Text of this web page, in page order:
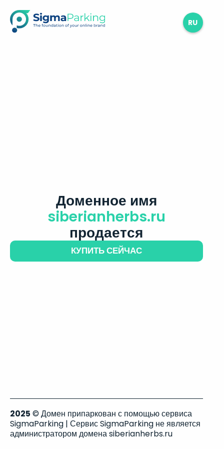
RU
Доменное имя
siberianherbs.ru
продается
КУПИТЬ СЕЙЧАС
2025 © Домен припаркован с помощью сервиса
SigmaParking | Сервис SigmaParking не является
администратором домена siberianherbs.ru